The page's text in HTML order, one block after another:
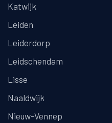
Katwijk
Leiden
Leiderdorp
Leidschendam
Lisse
Naaldwijk
Nieuw-Vennep